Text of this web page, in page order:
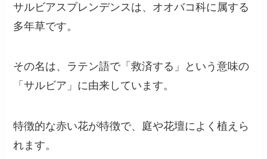
サルビアスプレンデンスは、オオバコ科に属する
多年草です。
その名は、ラテン語で「救済する」という意味の
「サルビア」に由来しています。
特徴的な赤い花が特徴で、庭や花壇によく植えら
れます。